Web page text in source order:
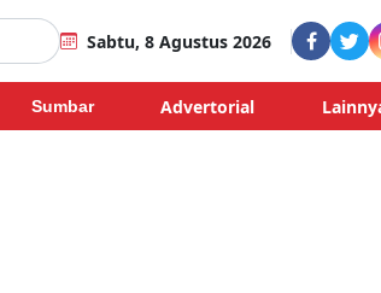
Sabtu, 8 Agustus 2026
Sumbar Advertorial